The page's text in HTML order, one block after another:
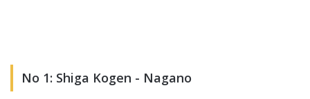
No 1: Shiga Kogen - Nagano